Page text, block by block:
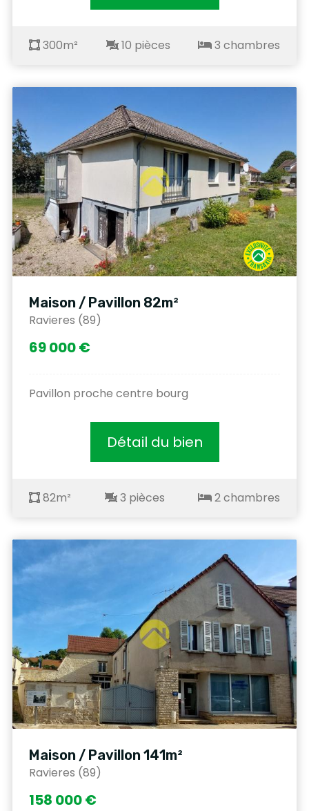
300m² 10 pièces 3 chambres
Maison / Pavillon 82m²
Ravieres (89)
69 000 €
Pavillon proche centre bourg
Détail du bien
82m² 3 pièces 2 chambres
Maison / Pavillon 141m²
Ravieres (89)
158 000 €